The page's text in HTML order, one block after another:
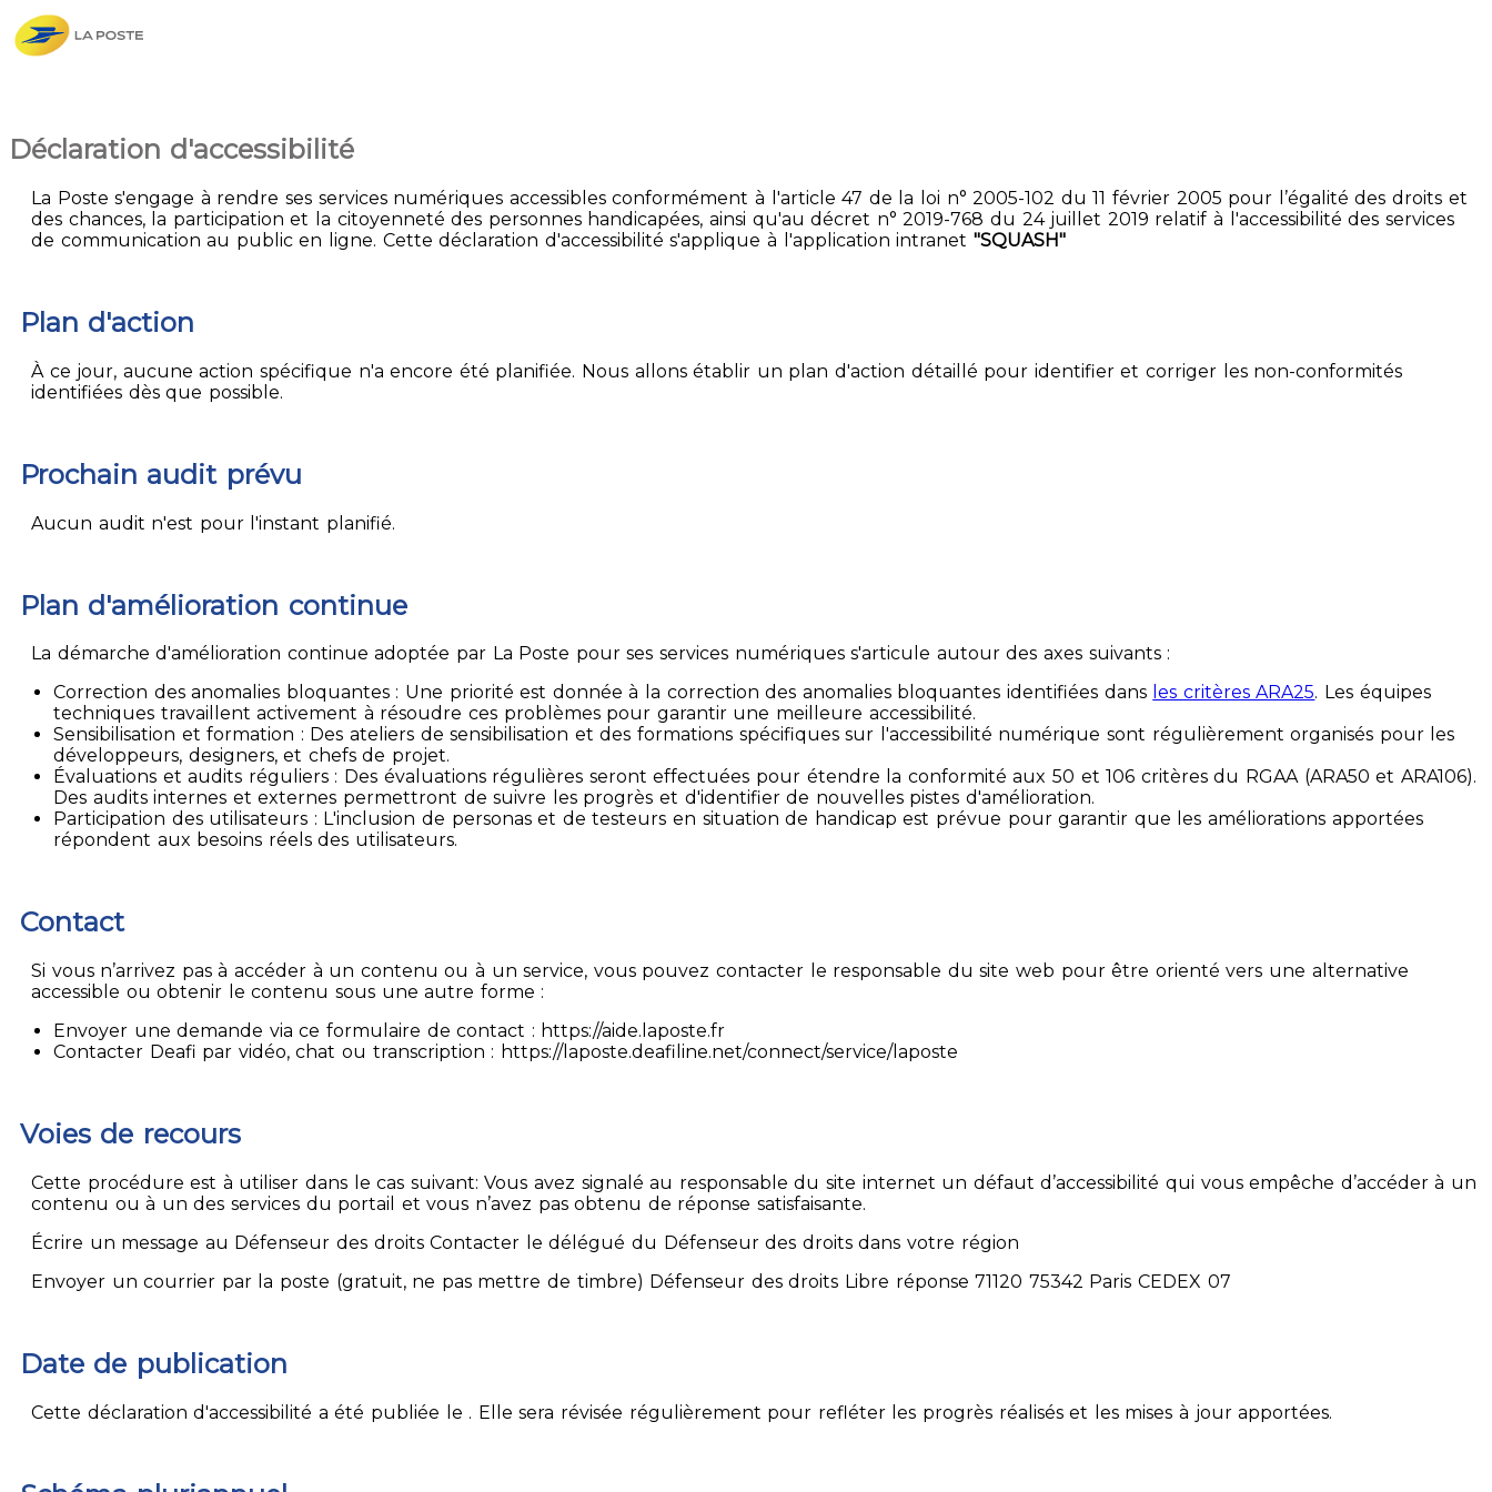
Déclaration d'accessibilité
La Poste s'engage à rendre ses services numériques accessibles conformément à l'article 47 de la loi n° 2005-102 du 11 février 2005 pour l’égalité des droits et
des chances, la participation et la citoyenneté des personnes handicapées, ainsi qu'au décret n° 2019-768 du 24 juillet 2019 relatif à l'accessibilité des services
de communication au public en ligne. Cette déclaration d'accessibilité s'applique à l'application intranet "SQUASH"
Plan d'action
À ce jour, aucune action spécifique n'a encore été planifiée. Nous allons établir un plan d'action détaillé pour identifier et corriger les non-conformités
identifiées dès que possible.
Prochain audit prévu
Aucun audit n'est pour l'instant planifié.
Plan d'amélioration continue
La démarche d'amélioration continue adoptée par La Poste pour ses services numériques s'articule autour des axes suivants :
Correction des anomalies bloquantes : Une priorité est donnée à la correction des anomalies bloquantes identifiées dans les critères ARA25. Les équipes
techniques travaillent activement à résoudre ces problèmes pour garantir une meilleure accessibilité.
Sensibilisation et formation : Des ateliers de sensibilisation et des formations spécifiques sur l'accessibilité numérique sont régulièrement organisés pour les
développeurs, designers, et chefs de projet.
Évaluations et audits réguliers : Des évaluations régulières seront effectuées pour étendre la conformité aux 50 et 106 critères du RGAA (ARA50 et ARA106).
Des audits internes et externes permettront de suivre les progrès et d'identifier de nouvelles pistes d'amélioration.
Participation des utilisateurs : L'inclusion de personas et de testeurs en situation de handicap est prévue pour garantir que les améliorations apportées
répondent aux besoins réels des utilisateurs.
Contact
Si vous n’arrivez pas à accéder à un contenu ou à un service, vous pouvez contacter le responsable du site web pour être orienté vers une alternative
accessible ou obtenir le contenu sous une autre forme :
Envoyer une demande via ce formulaire de contact : https://aide.laposte.fr
Contacter Deafi par vidéo, chat ou transcription : https://laposte.deafiline.net/connect/service/laposte
Voies de recours
Cette procédure est à utiliser dans le cas suivant: Vous avez signalé au responsable du site internet un défaut d’accessibilité qui vous empêche d’accéder à un
contenu ou à un des services du portail et vous n’avez pas obtenu de réponse satisfaisante.
Écrire un message au Défenseur des droits Contacter le délégué du Défenseur des droits dans votre région
Envoyer un courrier par la poste (gratuit, ne pas mettre de timbre) Défenseur des droits Libre réponse 71120 75342 Paris CEDEX 07
Date de publication
Cette déclaration d'accessibilité a été publiée le . Elle sera révisée régulièrement pour refléter les progrès réalisés et les mises à jour apportées.